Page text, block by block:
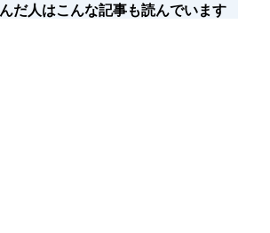
だ人はこんな記事も読んでいます